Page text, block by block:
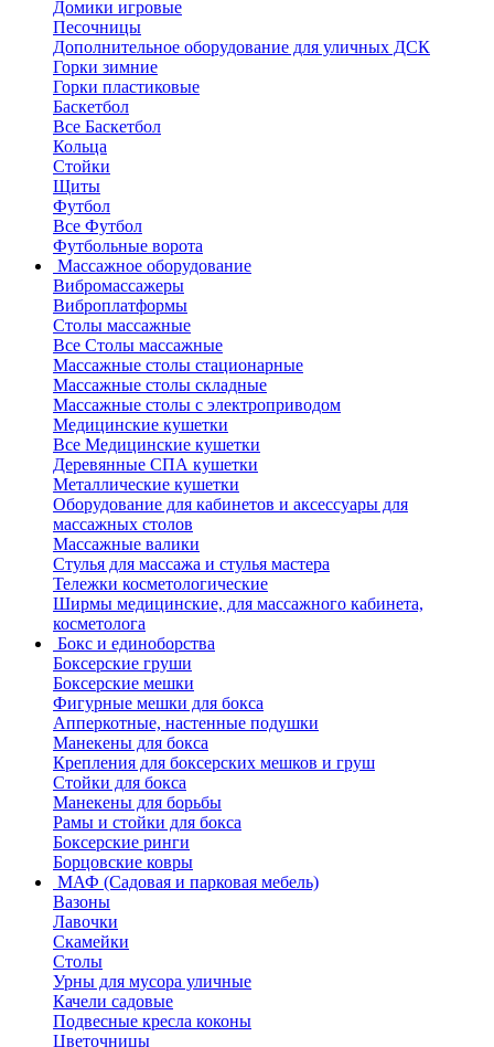
Домики игровые
Песочницы
Дополнительное оборудование для уличных ДСК
Горки зимние
Горки пластиковые
Баскетбол
Все Баскетбол
Кольца
Стойки
Щиты
Футбол
Все Футбол
Футбольные ворота
Массажное оборудование
Вибромассажеры
Виброплатформы
Столы массажные
Все Столы массажные
Массажные столы стационарные
Массажные столы складные
Массажные столы с электроприводом
Медицинские кушетки
Все Медицинские кушетки
Деревянные СПА кушетки
Металлические кушетки
Оборудование для кабинетов и аксессуары для
массажных столов
Массажные валики
Стулья для массажа и стулья мастера
Тележки косметологические
Ширмы медицинские, для массажного кабинета,
косметолога
Бокс и единоборства
Боксерские груши
Боксерские мешки
Фигурные мешки для бокса
Апперкотные, настенные подушки
Манекены для бокса
Крепления для боксерских мешков и груш
Стойки для бокса
Манекены для борьбы
Рамы и стойки для бокса
Боксерские ринги
Борцовские ковры
МАФ (Садовая и парковая мебель)
Вазоны
Лавочки
Скамейки
Столы
Урны для мусора уличные
Качели садовые
Подвесные кресла коконы
Цветочницы